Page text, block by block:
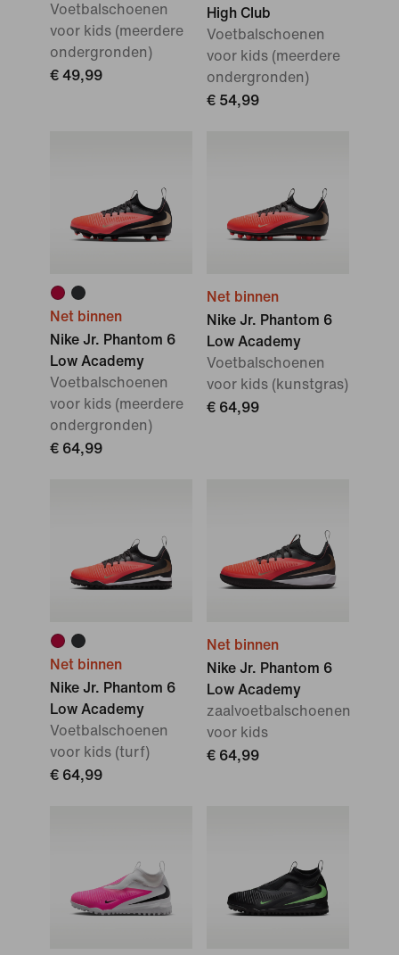
Voetbalschoenen
voor kids (meerdere
ondergronden)
€ 49,99
High Club
Voetbalschoenen
voor kids (meerdere
ondergronden)
€ 54,99
Net binnen
Nike Jr. Phantom 6
Low Academy
Voetbalschoenen
voor kids (meerdere
ondergronden)
€ 64,99
Net binnen
Nike Jr. Phantom 6
Low Academy
Voetbalschoenen
voor kids (kunstgras)
€ 64,99
Net binnen
Nike Jr. Phantom 6
Low Academy
Voetbalschoenen
voor kids (turf)
€ 64,99
Net binnen
Nike Jr. Phantom 6
Low Academy
zaalvoetbalschoenen
voor kids
€ 64,99